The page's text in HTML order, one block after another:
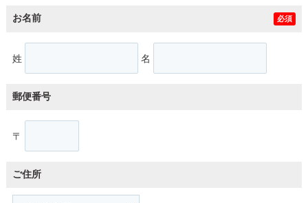
お名前 必須
姓 名
郵便番号
〒
ご住所